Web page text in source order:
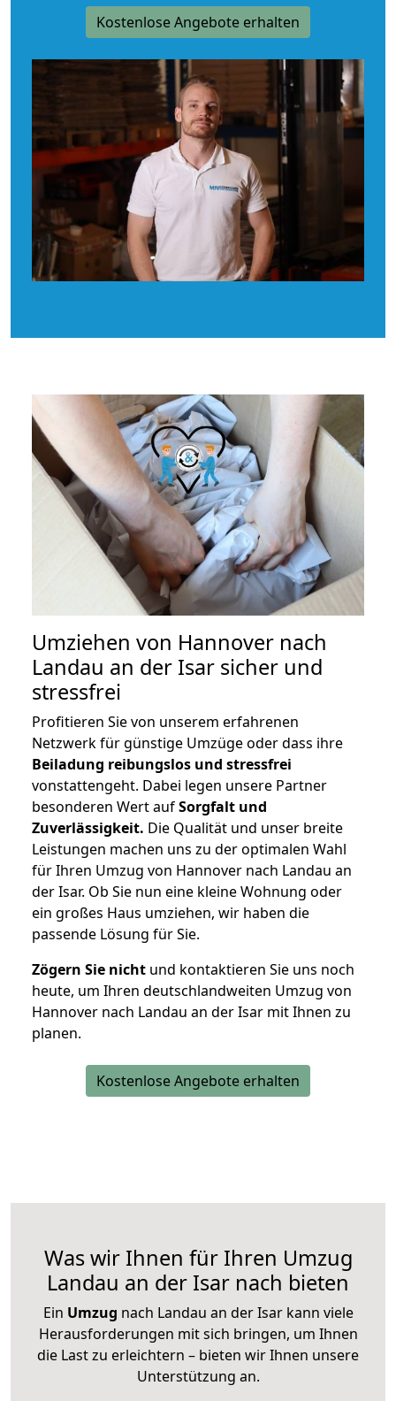
Kostenlose Angebote erhalten
Umziehen von Hannover nach
Landau an der Isar sicher und
stressfrei
Profitieren Sie von unserem erfahrenen
Netzwerk für günstige Umzüge oder dass ihre
Beiladung reibungslos und stressfrei
vonstattengeht. Dabei legen unsere Partner
besonderen Wert aufSorgfalt und
Zuverlässigkeit. Die Qualität und unser breite
Leistungen machen uns zu der optimalen Wahl
für Ihren Umzug von Hannover nach Landau an
der Isar. Ob Sie nun eine kleine Wohnung oder
ein großes Haus umziehen, wir haben die
passende Lösung für Sie.
Zögern Sie nicht und kontaktieren Sie uns noch
heute, um Ihren deutschlandweiten Umzug von
Hannover nach Landau an der Isar mit Ihnen zu
planen.
Kostenlose Angebote erhalten
Was wir Ihnen für Ihren Umzug
Landau an der Isar nach bieten
Ein Umzug nach Landau an der Isar kann viele
Herausforderungen mit sich bringen, um Ihnen
die Last zu erleichtern – bieten wir Ihnen unsere
Unterstützung an.